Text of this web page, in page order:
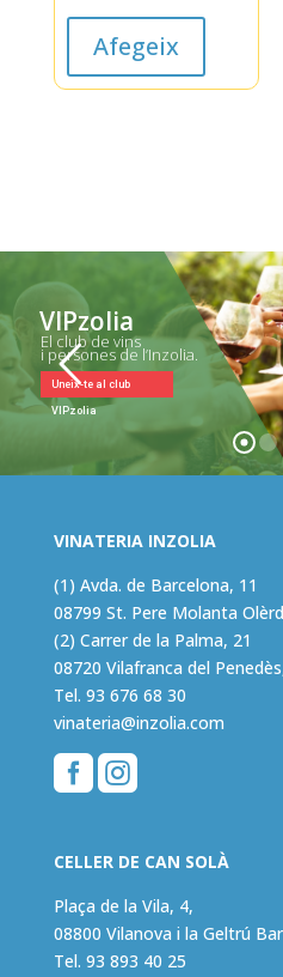
Afegeix
VIPzolia
Uneix-te al club
VIPzolia
El club de vins
i persones de l’Inzolia.
VINATERIA INZOLIA
(1) Avda. de Barcelona, 11
08799 St. Pere Molanta
(2) Carrer de la Palma, 21
08720 Vilafranca del
Tel. 93 676 68 30
vinateria@inzolia.com
 
CELLER DE CAN SOLÀ
Plaça de la Vila, 4,
08800 Vilanova i la Geltrú
Tel. 93 893 40 25